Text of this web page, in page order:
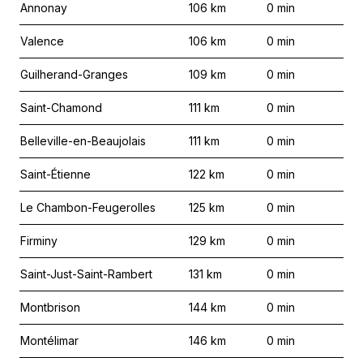
Annonay 106 km 0 min
Valence 106 km 0 min
Guilherand-Granges 109 km 0 min
Saint-Chamond 111 km 0 min
Belleville-en-Beaujolais 111 km 0 min
Saint-Étienne 122 km 0 min
Le Chambon-Feugerolles 125 km 0 min
Firminy 129 km 0 min
Saint-Just-Saint-Rambert 131 km 0 min
Montbrison 144 km 0 min
Montélimar 146 km 0 min